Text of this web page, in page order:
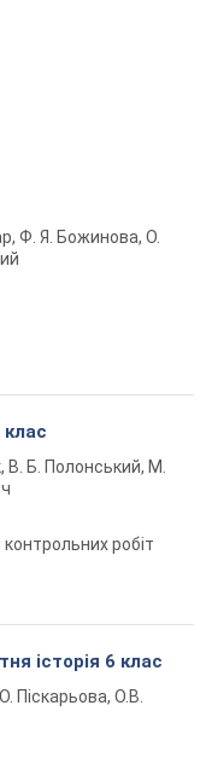
Ф. Я. Божинова, О.
В. Б. Полонський, М.
контрольних робіт
історія 6 клас
О. Піскарьова, О.В.